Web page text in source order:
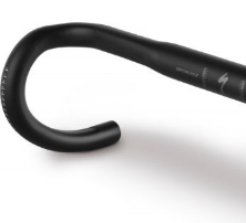
naar
het
einde
van
de
afbeeldingen-